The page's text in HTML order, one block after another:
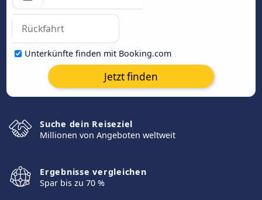
Unterkünfte finden mit Booking.com
Jetzt finden
Suche dein Reiseziel
Millionen von Angeboten weltweit
Ergebnisse vergleichen
Spar bis zu 70 %